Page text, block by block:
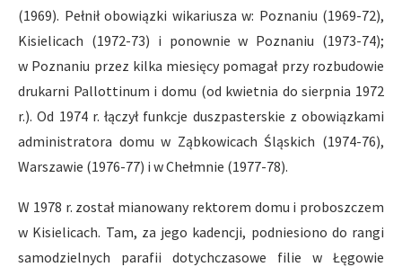
(1969). Pełnił obowiązki wikariusza w: Poznaniu (1969-72),
Kisielicach (1972-73) i ponownie w Poznaniu (1973-74);
w Poznaniu przez kilka miesięcy pomagał przy rozbudowie
drukarni Pallottinum i domu (od kwietnia do sierpnia 1972
r.). Od 1974 r. łączył funkcje duszpasterskie z obowiązkami
administratora domu w Ząbkowicach Śląskich (1974-76),
Warszawie (1976-77) i w Chełmnie (1977-78).
W 1978 r. został mianowany rektorem domu i proboszczem
w Kisielicach. Tam, za jego kadencji, podniesiono do rangi
samodzielnych parafii dotychczasowe filie w Łęgowie